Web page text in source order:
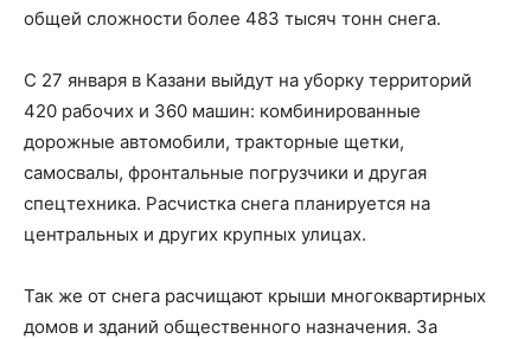
общей сложности более 483 тысяч тонн снега.
С 27 января в Казани выйдут на уборку территорий
420 рабочих и 360 машин: комбинированные
дорожные автомобили, тракторные щетки,
самосвалы, фронтальные погрузчики и другая
спецтехника. Расчистка снега планируется на
центральных и других крупных улицах.
Так же от снега расчищают крыши многоквартирных
домов и зданий общественного назначения. За